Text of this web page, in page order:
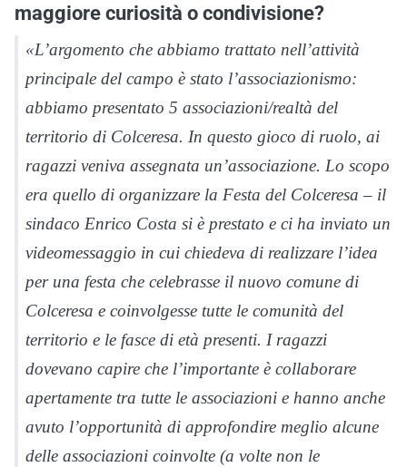
maggiore curiosità o condivisione?
«L’argomento che abbiamo trattato nell’attività
principale del campo è stato l’associazionismo:
abbiamo presentato 5 associazioni/realtà del
territorio di Colceresa. In questo gioco di ruolo, ai
ragazzi veniva assegnata un’associazione. Lo scopo
era quello di organizzare la Festa del Colceresa – il
sindaco Enrico Costa si è prestato e ci ha inviato un
videomessaggio in cui chiedeva di realizzare l’idea
per una festa che celebrasse il nuovo comune di
Colceresa e coinvolgesse tutte le comunità del
territorio e le fasce di età presenti. I ragazzi
dovevano capire che l’importante è collaborare
apertamente tra tutte le associazioni e hanno anche
avuto l’opportunità di approfondire meglio alcune
delle associazioni coinvolte (a volte non le